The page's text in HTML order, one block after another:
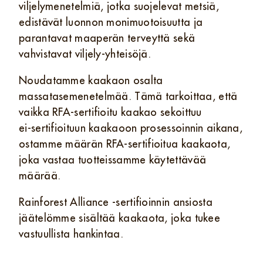
viljelymenetelmiä, jotka suojelevat metsiä,
edistävät luonnon monimuotoisuutta ja
parantavat maaperän terveyttä sekä
vahvistavat viljely-yhteisöjä.
Noudatamme kaakaon osalta
massatasemenetelmää. Tämä tarkoittaa, että
vaikka RFA‑sertifioitu kaakao sekoittuu
ei‑sertifioituun kaakaoon prosessoinnin aikana,
ostamme määrän RFA‑sertifioitua kaakaota,
joka vastaa tuotteissamme käytettävää
määrää.
Rainforest Alliance ‑sertifioinnin ansiosta
jäätelömme sisältää kaakaota, joka tukee
vastuullista hankintaa.